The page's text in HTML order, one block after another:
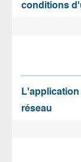
conditions
L'application
réseau